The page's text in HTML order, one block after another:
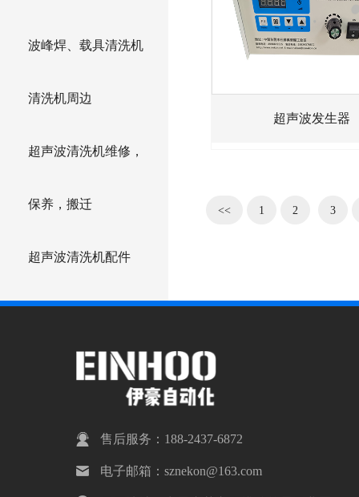
波峰焊、载具清洗机
清洗机周边
超声波清洗机维修，
保养，搬迁
超声波清洗机配件
超声波发生器
<< 1 2 3
售后服务：188-2437-6872
电子邮箱：sznekon@163.com